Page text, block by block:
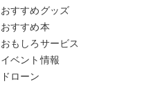
おすすめグッズ
おすすめ本
おもしろサービス
イベント情報
ドローン